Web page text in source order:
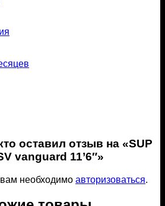
оставил отзыв на «SUP
vanguard 11’6″»
необходимо авторизоваться.